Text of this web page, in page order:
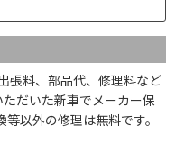
張料、部品代、修理料など
だいた新車でメーカー保
以外の修理は無料です。